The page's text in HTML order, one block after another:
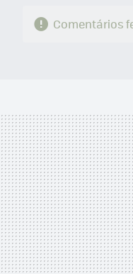
Comentários